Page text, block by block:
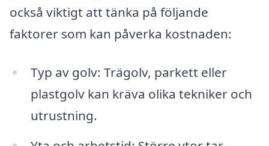
också viktigt att tänka på följande
faktorer som kan påverka kostnaden:
Typ av golv: Trägolv, parkett eller
plastgolv kan kräva olika tekniker och
utrustning.